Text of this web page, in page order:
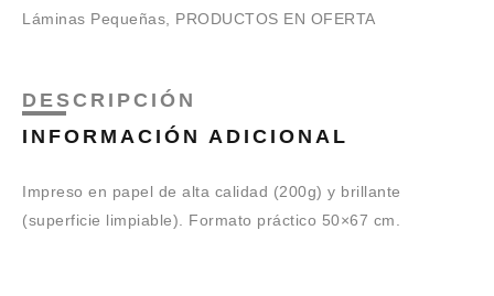
Láminas Pequeñas
PRODUCTOS EN OFERTA
DESCRIPCIÓN
INFORMACIÓN ADICIONAL
Impreso en papel de alta calidad (200g) y brillante
(superficie limpiable). Formato práctico 50×67 cm.